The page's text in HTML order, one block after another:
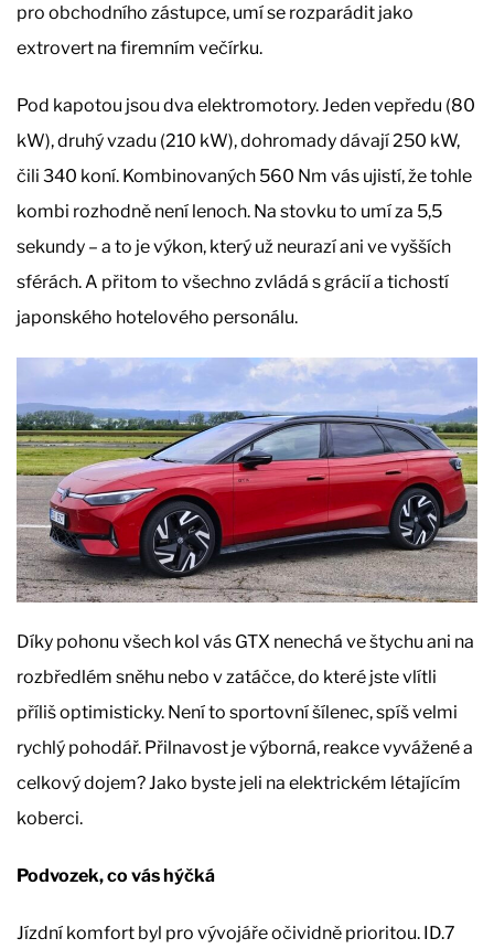
pro obchodního zástupce, umí se rozparádit jako
extrovert na firemním večírku.
Pod kapotou jsou dva elektromotory. Jeden vepředu (80
kW), druhý vzadu (210 kW), dohromady dávají 250 kW,
čili 340 koní. Kombinovaných 560 Nm vás ujistí, že tohle
kombi rozhodně není lenoch. Na stovku to umí za 5,5
sekundy – a to je výkon, který už neurazí ani ve vyšších
sférách. A přitom to všechno zvládá s grácií a tichostí
japonského hotelového personálu.
Díky pohonu všech kol vás GTX nenechá ve štychu ani na
rozbředlém sněhu nebo v zatáčce, do které jste vlítli
příliš optimisticky. Není to sportovní šílenec, spíš velmi
rychlý pohodář. Přilnavost je výborná, reakce vyvážené a
celkový dojem? Jako byste jeli na elektrickém létajícím
koberci.
Podvozek, co vás hýčká
Jízdní komfort byl pro vývojáře očividně prioritou. ID.7